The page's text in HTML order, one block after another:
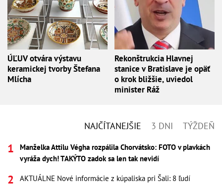
ÚĽUV otvára výstavu
keramickej tvorby Štefana
Mlícha
Rekonštrukcia Hlavnej
stanice v Bratislave je opäť
o krok bližšie, uviedol
minister Ráž
NAJČÍTANEJŠIE 3 DNI TÝŽDEŇ
Manželka Attilu Végha rozpálila Chorvátsko: FOTO v plavkách
vyráža dych! TAKÝTO zadok sa len tak nevidí
AKTUÁLNE Nové informácie z kúpaliska pri Šali: 8 ľudí